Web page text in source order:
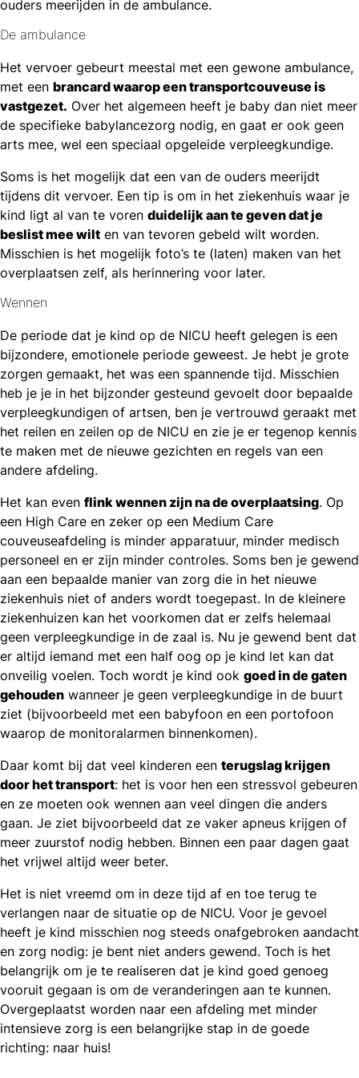
ouders meerijden in de ambulance.
De ambulance
Het vervoer gebeurt meestal met een gewone ambulance,
met een brancard waarop een transportcouveuse is
vastgezet. Over het algemeen heeft je baby dan niet meer
de specifieke babylancezorg nodig, en gaat er ook geen
arts mee, wel een speciaal opgeleide verpleegkundige.
Soms is het mogelijk dat een van de ouders meerijdt
tijdens dit vervoer. Een tip is om in het ziekenhuis waar je
kind ligt al van te voren duidelijk aan te geven dat je
beslist mee wilt en van tevoren gebeld wilt worden.
Misschien is het mogelijk foto’s te (laten) maken van het
overplaatsen zelf, als herinnering voor later.
Wennen
De periode dat je kind op de NICU heeft gelegen is een
bijzondere, emotionele periode geweest. Je hebt je grote
zorgen gemaakt, het was een spannende tijd. Misschien
heb je je in het bijzonder gesteund gevoelt door bepaalde
verpleegkundigen of artsen, ben je vertrouwd geraakt met
het reilen en zeilen op de NICU en zie je er tegenop kennis
te maken met de nieuwe gezichten en regels van een
andere afdeling.
Het kan even flink wennen zijn na de overplaatsing. Op
een High Care en zeker op een Medium Care
couveuseafdeling is minder apparatuur, minder medisch
personeel en er zijn minder controles. Soms ben je gewend
aan een bepaalde manier van zorg die in het nieuwe
ziekenhuis niet of anders wordt toegepast. In de kleinere
ziekenhuizen kan het voorkomen dat er zelfs helemaal
geen verpleegkundige in de zaal is. Nu je gewend bent dat
er altijd iemand met een half oog op je kind let kan dat
onveilig voelen. Toch wordt je kind ook goed in de gaten
gehouden wanneer je geen verpleegkundige in de buurt
ziet (bijvoorbeeld met een babyfoon en een portofoon
waarop de monitoralarmen binnenkomen).
Daar komt bij dat veel kinderen een terugslag krijgen
door het transport: het is voor hen een stressvol gebeuren
en ze moeten ook wennen aan veel dingen die anders
gaan. Je ziet bijvoorbeeld dat ze vaker apneus krijgen of
meer zuurstof nodig hebben. Binnen een paar dagen gaat
het vrijwel altijd weer beter.
Het is niet vreemd om in deze tijd af en toe terug te
verlangen naar de situatie op de NICU. Voor je gevoel
heeft je kind misschien nog steeds onafgebroken aandacht
en zorg nodig: je bent niet anders gewend. Toch is het
belangrijk om je te realiseren dat je kind goed genoeg
vooruit gegaan is om de veranderingen aan te kunnen.
Overgeplaatst worden naar een afdeling met minder
intensieve zorg is een belangrijke stap in de goede
richting: naar huis!